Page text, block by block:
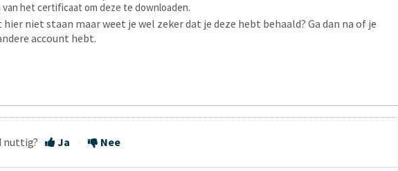
van het certificaat om deze te downloaden.
niet staan maar weet je wel zeker dat je deze hebt behaald? Ga dan na of je
account hebt.
nuttig? Ja Nee